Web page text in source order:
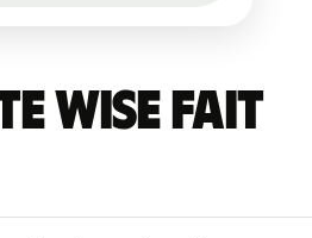
Wise fait